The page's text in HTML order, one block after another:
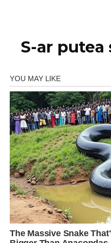
S-ar putea